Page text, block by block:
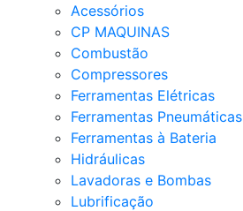
Acessórios
CP MAQUINAS
Combustão
Compressores
Ferramentas Elétricas
Ferramentas Pneumáticas
Ferramentas à Bateria
Hidráulicas
Lavadoras e Bombas
Lubrificação